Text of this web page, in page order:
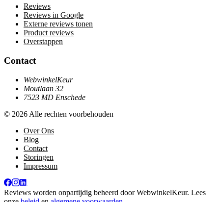
Reviews
Reviews in Google
Externe reviews tonen
Product reviews
Overstappen
Contact
WebwinkelKeur
Moutlaan 32
7523 MD Enschede
© 2026 Alle rechten voorbehouden
Over Ons
Blog
Contact
Storingen
Impressum
Reviews worden onpartijdig beheerd doorWebwinkelKeur. Lees